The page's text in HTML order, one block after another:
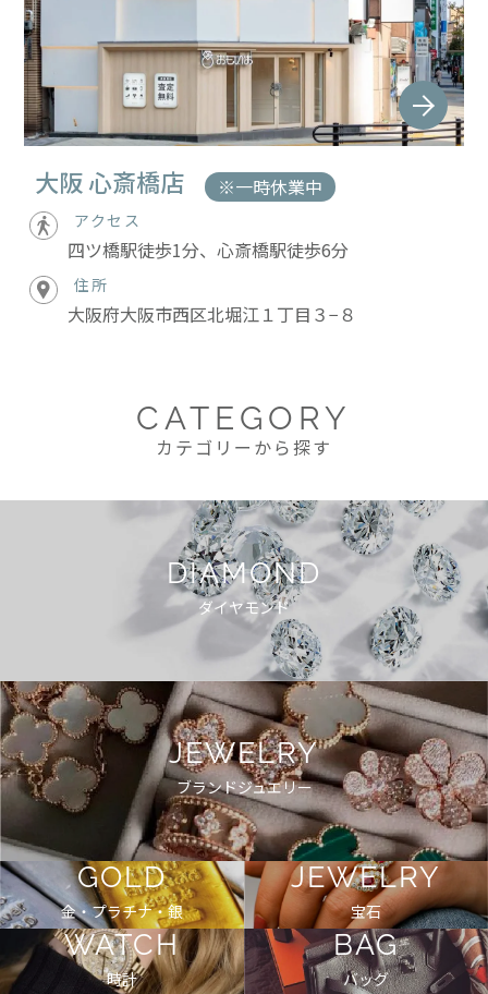
大阪 心斎橋店 ※一時休業中
アクセス
四ツ橋駅徒歩1分、心斎橋駅徒歩6分
住所
大阪府大阪市西区北堀江１丁目３−８
CATEGORY
カテゴリーから探す
DIAMOND
ダイヤモンド
JEWELRY
ブランドジュエリー
GOLD
金・プラチナ・銀
JEWELRY
宝石
WATCH
時計
BAG
バッグ